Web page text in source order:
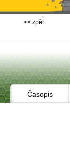
<< zpět
Časopis